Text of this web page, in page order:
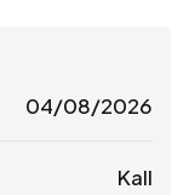
04/08/2026
Kall